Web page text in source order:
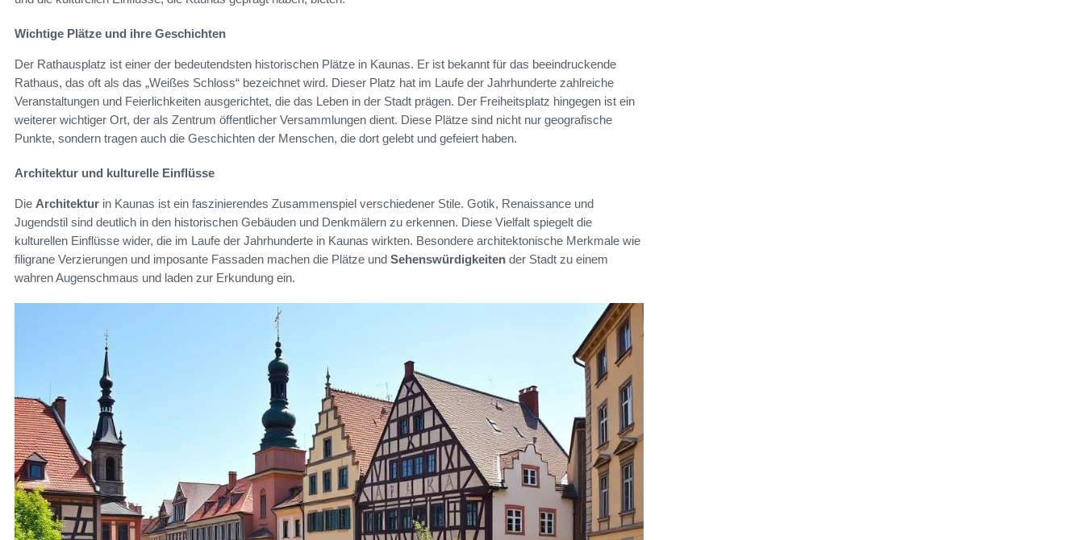
Wichtige Plätze und ihre Geschichten
Der Rathausplatz ist einer der bedeutendsten historischen Plätze in Kaunas. Er ist bekannt für das beeindruckende
Rathaus, das oft als das „Weißes Schloss“ bezeichnet wird. Dieser Platz hat im Laufe der Jahrhunderte zahlreiche
Veranstaltungen und Feierlichkeiten ausgerichtet, die das Leben in der Stadt prägen. Der Freiheitsplatz hingegen ist ein
weiterer wichtiger Ort, der als Zentrum öffentlicher Versammlungen dient. Diese Plätze sind nicht nur geografische
Punkte, sondern tragen auch die Geschichten der Menschen, die dort gelebt und gefeiert haben.
Architektur und kulturelle Einflüsse
Die Architektur in Kaunas ist ein faszinierendes Zusammenspiel verschiedener Stile. Gotik, Renaissance und
Jugendstil sind deutlich in den historischen Gebäuden und Denkmälern zu erkennen. Diese Vielfalt spiegelt die
kulturellen Einflüsse wider, die im Laufe der Jahrhunderte in Kaunas wirkten. Besondere architektonische Merkmale wie
filigrane Verzierungen und imposante Fassaden machen die Plätze und Sehenswürdigkeiten der Stadt zu einem
wahren Augenschmaus und laden zur Erkundung ein.